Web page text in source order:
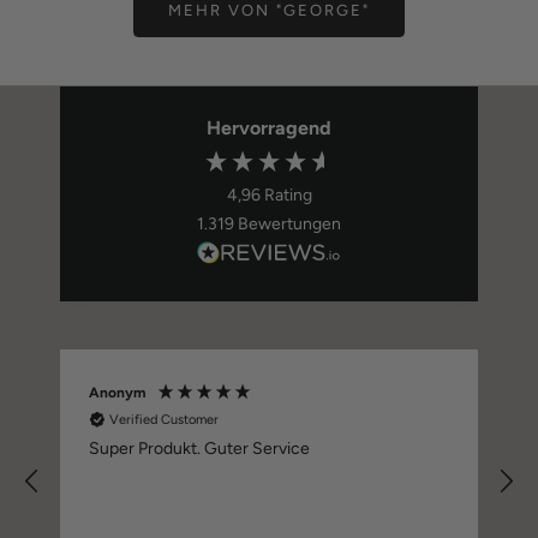
MEHR VON "GEORGE"
Hervorragend
4,96 Rating
1.319 Bewertungen
Anonym
Verified Customer
Super Produkt. Guter Service